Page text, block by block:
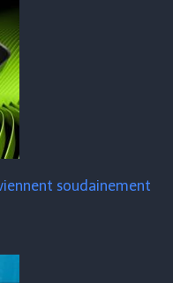
soudainement